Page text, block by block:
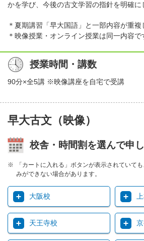
かを学び、今後の古文学習の指針を明確に
＊夏期講習「早大国語」と一部内容が重複
＊映像授業・オンライン授業は同一内容で
授業時間・講数
90分×全5講 ※映像講座を自宅で受講
早大古文（映像）
校舎・時間割を選んで申
「カートに入れる」ボタンが表示されていて
みができない場合があります。
大阪校
天王寺校